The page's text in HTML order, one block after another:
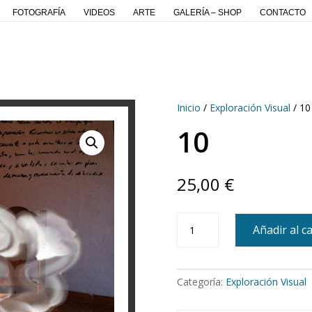
FOTOGRAFÍA VIDEOS ARTE GALERÍA – SHOP CONTACTO
Inicio / Exploración Visual / 10
10
25,00 €
cantidad
Añadir al
Categoría: Exploración Visual